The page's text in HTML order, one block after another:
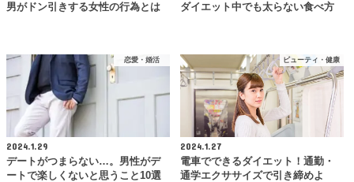
男がドン引きする女性の行為とは
ダイエット中でも太らない食べ方
恋愛・婚活
2024.1.29
デートがつまらない…。男性がデ
ートで楽しくないと思うこと10選
ビューティ・健康
2024.1.27
電車でできるダイエット！通勤・
通学エクササイズで引き締めよ